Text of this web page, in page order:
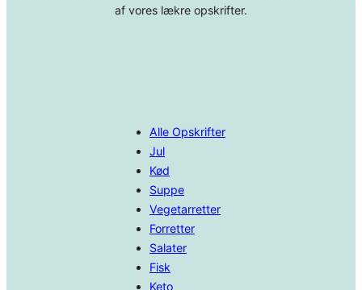
af vores lækre opskrifter.
Alle Opskrifter
Jul
Kød
Suppe
Vegetarretter
Forretter
Salater
Fisk
Keto